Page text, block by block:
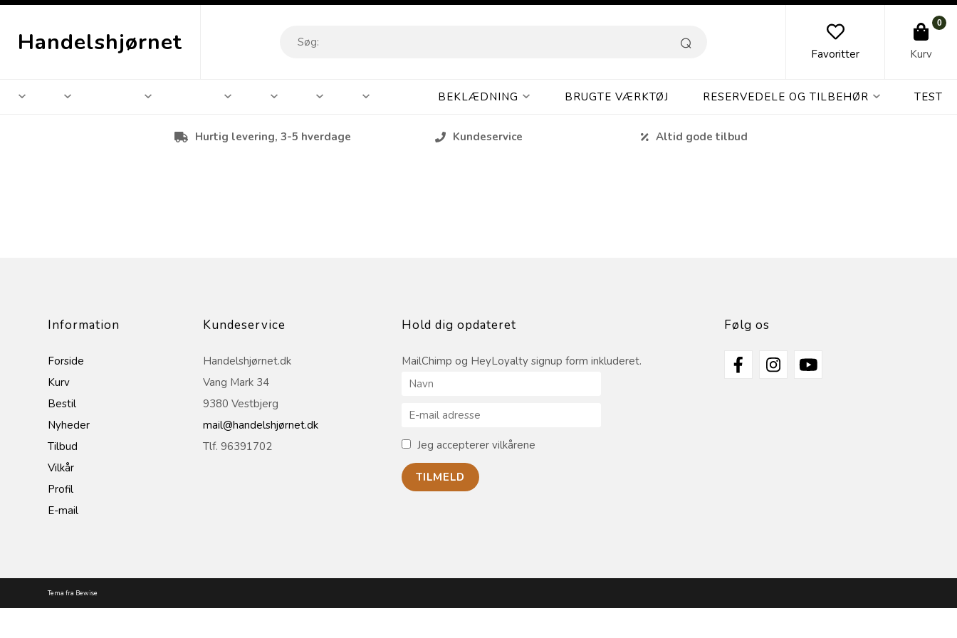
Handelshjørnet Favoritter
0
Kurv
BEKLÆDNING BRUGTE VÆRKTØJ RESERVEDELE OG TILBEHØR TEST
Hurtig levering, 3-5 hverdage Kundeservice Altid gode tilbud
Information
Forside
Kurv
Bestil
Nyheder
Tilbud
Vilkår
Profil
E-mail
Kundeservice
Handelshjørnet.dk
Vang Mark 34
9380 Vestbjerg
mail@handelshjørnet.dk
Tlf. 96391702
Hold dig opdateret
MailChimp og HeyLoyalty signup form inkluderet.
Jeg accepterer vilkårene
Følg os
Tema fra Bewise